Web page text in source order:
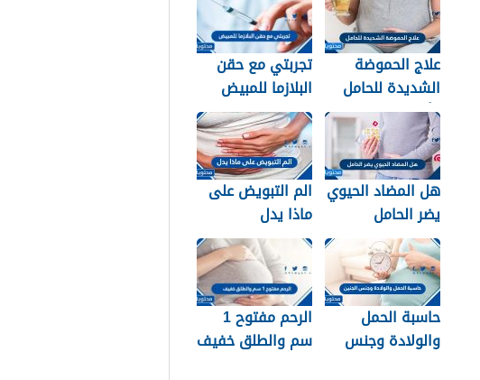
علاج الحموضة
الشديدة للحامل
وأهم النصائح
للسيطرة على
حموضة المعدة
تجربتي مع حقن
البلازما للمبيض
هل المضاد الحيوي
يضر الحامل
والجنين في فترة
الحمل
الم التبويض على
ماذا يدل
حاسبة الحمل
والولادة وجنس
الرحم مفتوح 1
سم والطلق خفيف